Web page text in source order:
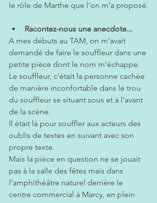
le rôle de Marthe que l’on m’a proposé.
Racontez-nous une anecdote...
A mes débuts au TAM, on m’avait
demandé de faire le souffleur dans une
petite pièce dont le nom m’échappe.
Le souffleur, c’était la personne cachée
de manière inconfortable dans le trou
du souffleur se situant sous et à l’avant
de la scène.
Il était là pour souffler aux acteurs des
oublis de textes en suivant avec son
propre texte.
Mais la pièce en question ne se jouait
pas à la salle des fêtes mais dans
l’amphithéâtre naturel derrière le
centre commercial à Marcy, en plein